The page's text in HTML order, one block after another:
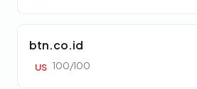
btn.co.id
US 100/100